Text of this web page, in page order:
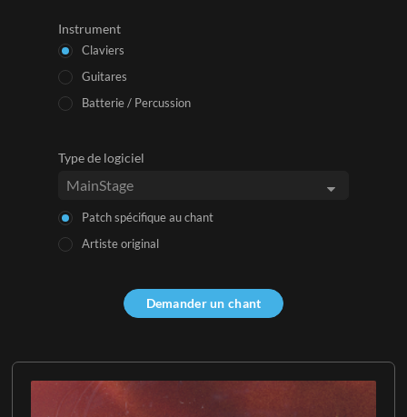
Instrument
Claviers
Guitares
Batterie / Percussion
Type de logiciel
Patch spécifique au chant
Artiste original
Demander un chant